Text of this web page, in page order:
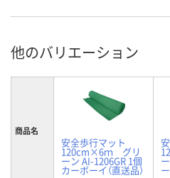
他のバリエーション
商品名
安全歩行マット
120cm×6ｍ グリ
ーン AI-1206GR 1個
カーボーイ（直送品）